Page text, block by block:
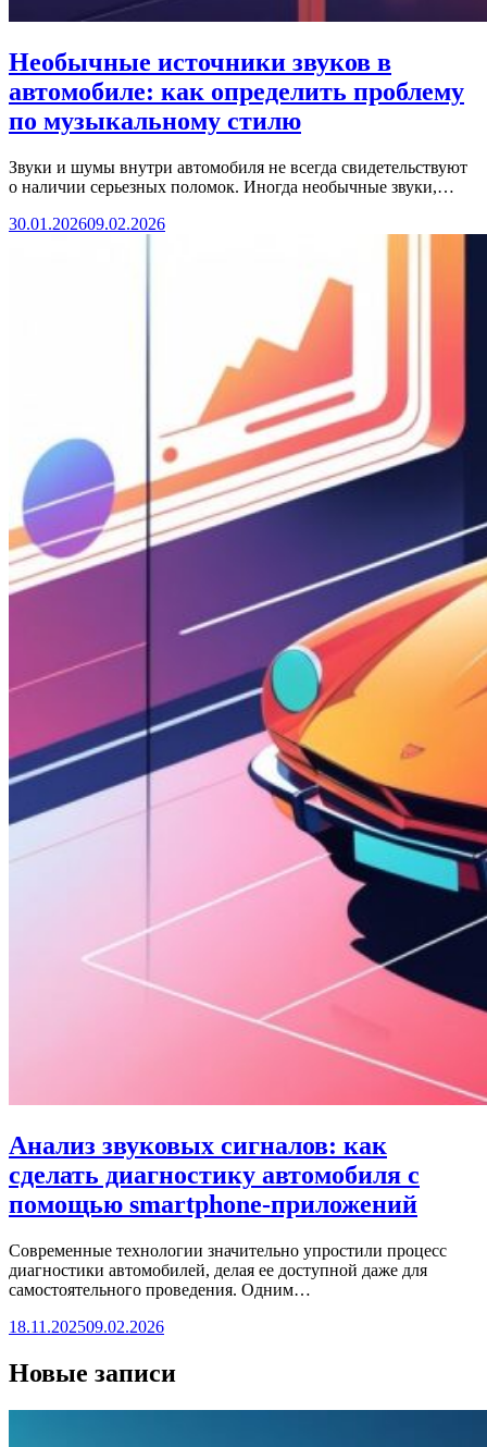
Необычные источники звуков в
автомобиле: как определить проблему
по музыкальному стилю
Звуки и шумы внутри автомобиля не всегда свидетельствуют
о наличии серьезных поломок. Иногда необычные звуки,…
30.01.202609.02.2026
Анализ звуковых сигналов: как
сделать диагностику автомобиля с
помощью smartphone-приложений
Современные технологии значительно упростили процесс
диагностики автомобилей, делая ее доступной даже для
самостоятельного проведения. Одним…
18.11.202509.02.2026
Новые записи